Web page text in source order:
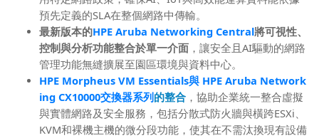
預先定義的SLA在整個網路中傳輸。
最新版本的HPE Aruba Networking Central將可視性、
控制與分析功能整合於單一介面 ，讓安全且AI驅動的網路
管理功能無縫擴展至園區環境與資料中心。
HPE Morpheus VM Essentials與 HPE Aruba Network
ing CX10000交換器系列的整合 ，協助企業統一整合虛擬
與實體網路及安全服務，包括分散式防火牆與橫跨ESXi、
KVM和裸機主機的微分段功能，使其在不需汰換現有設備